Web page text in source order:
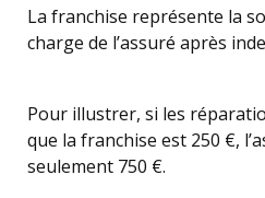
La franchise représente la
charge de l’assuré après
Pour illustrer, si les
que la franchise est 250 €,
seulement 750 €.